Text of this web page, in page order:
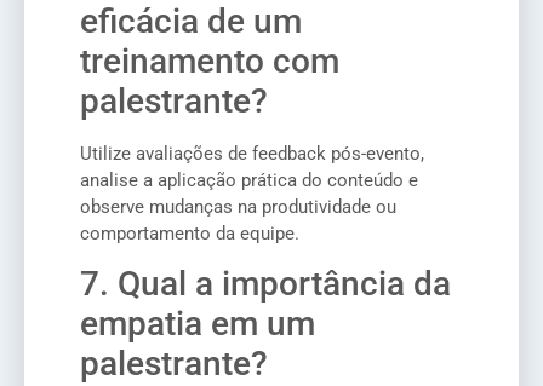
eficácia de um
treinamento com
palestrante?
Utilize avaliações de feedback pós-evento,
analise a aplicação prática do conteúdo e
observe mudanças na produtividade ou
comportamento da equipe.
7. Qual a importância da
empatia em um
palestrante?